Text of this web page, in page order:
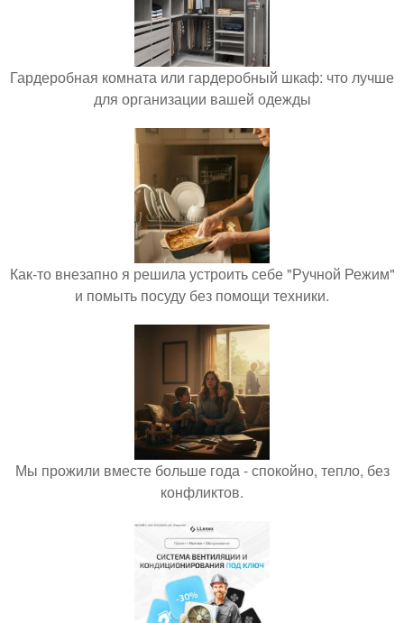
Гардеробная комната или гардеробный шкаф: что лучше
для организации вашей одежды
Как-то внезапно я решила устроить себе "Ручной Режим"
и помыть посуду без помощи техники.
Мы прожили вместе больше года - спокойно, тепло, без
конфликтов.